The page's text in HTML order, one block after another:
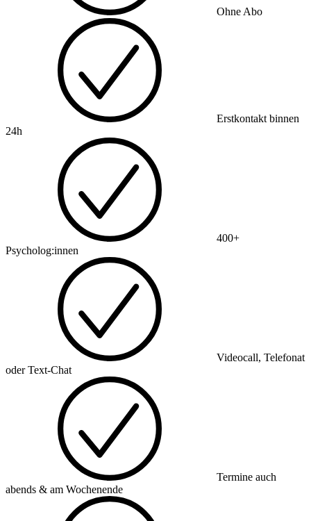
Ohne Abo
Erstkontakt binnen
24h
400+
Psycholog:innen
Videocall, Telefonat
oder Text-Chat
Termine auch
abends & am Wochenende